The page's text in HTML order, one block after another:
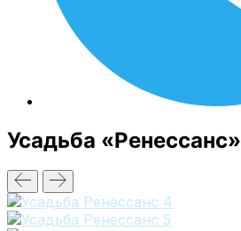
Усадьба «Ренессанс»